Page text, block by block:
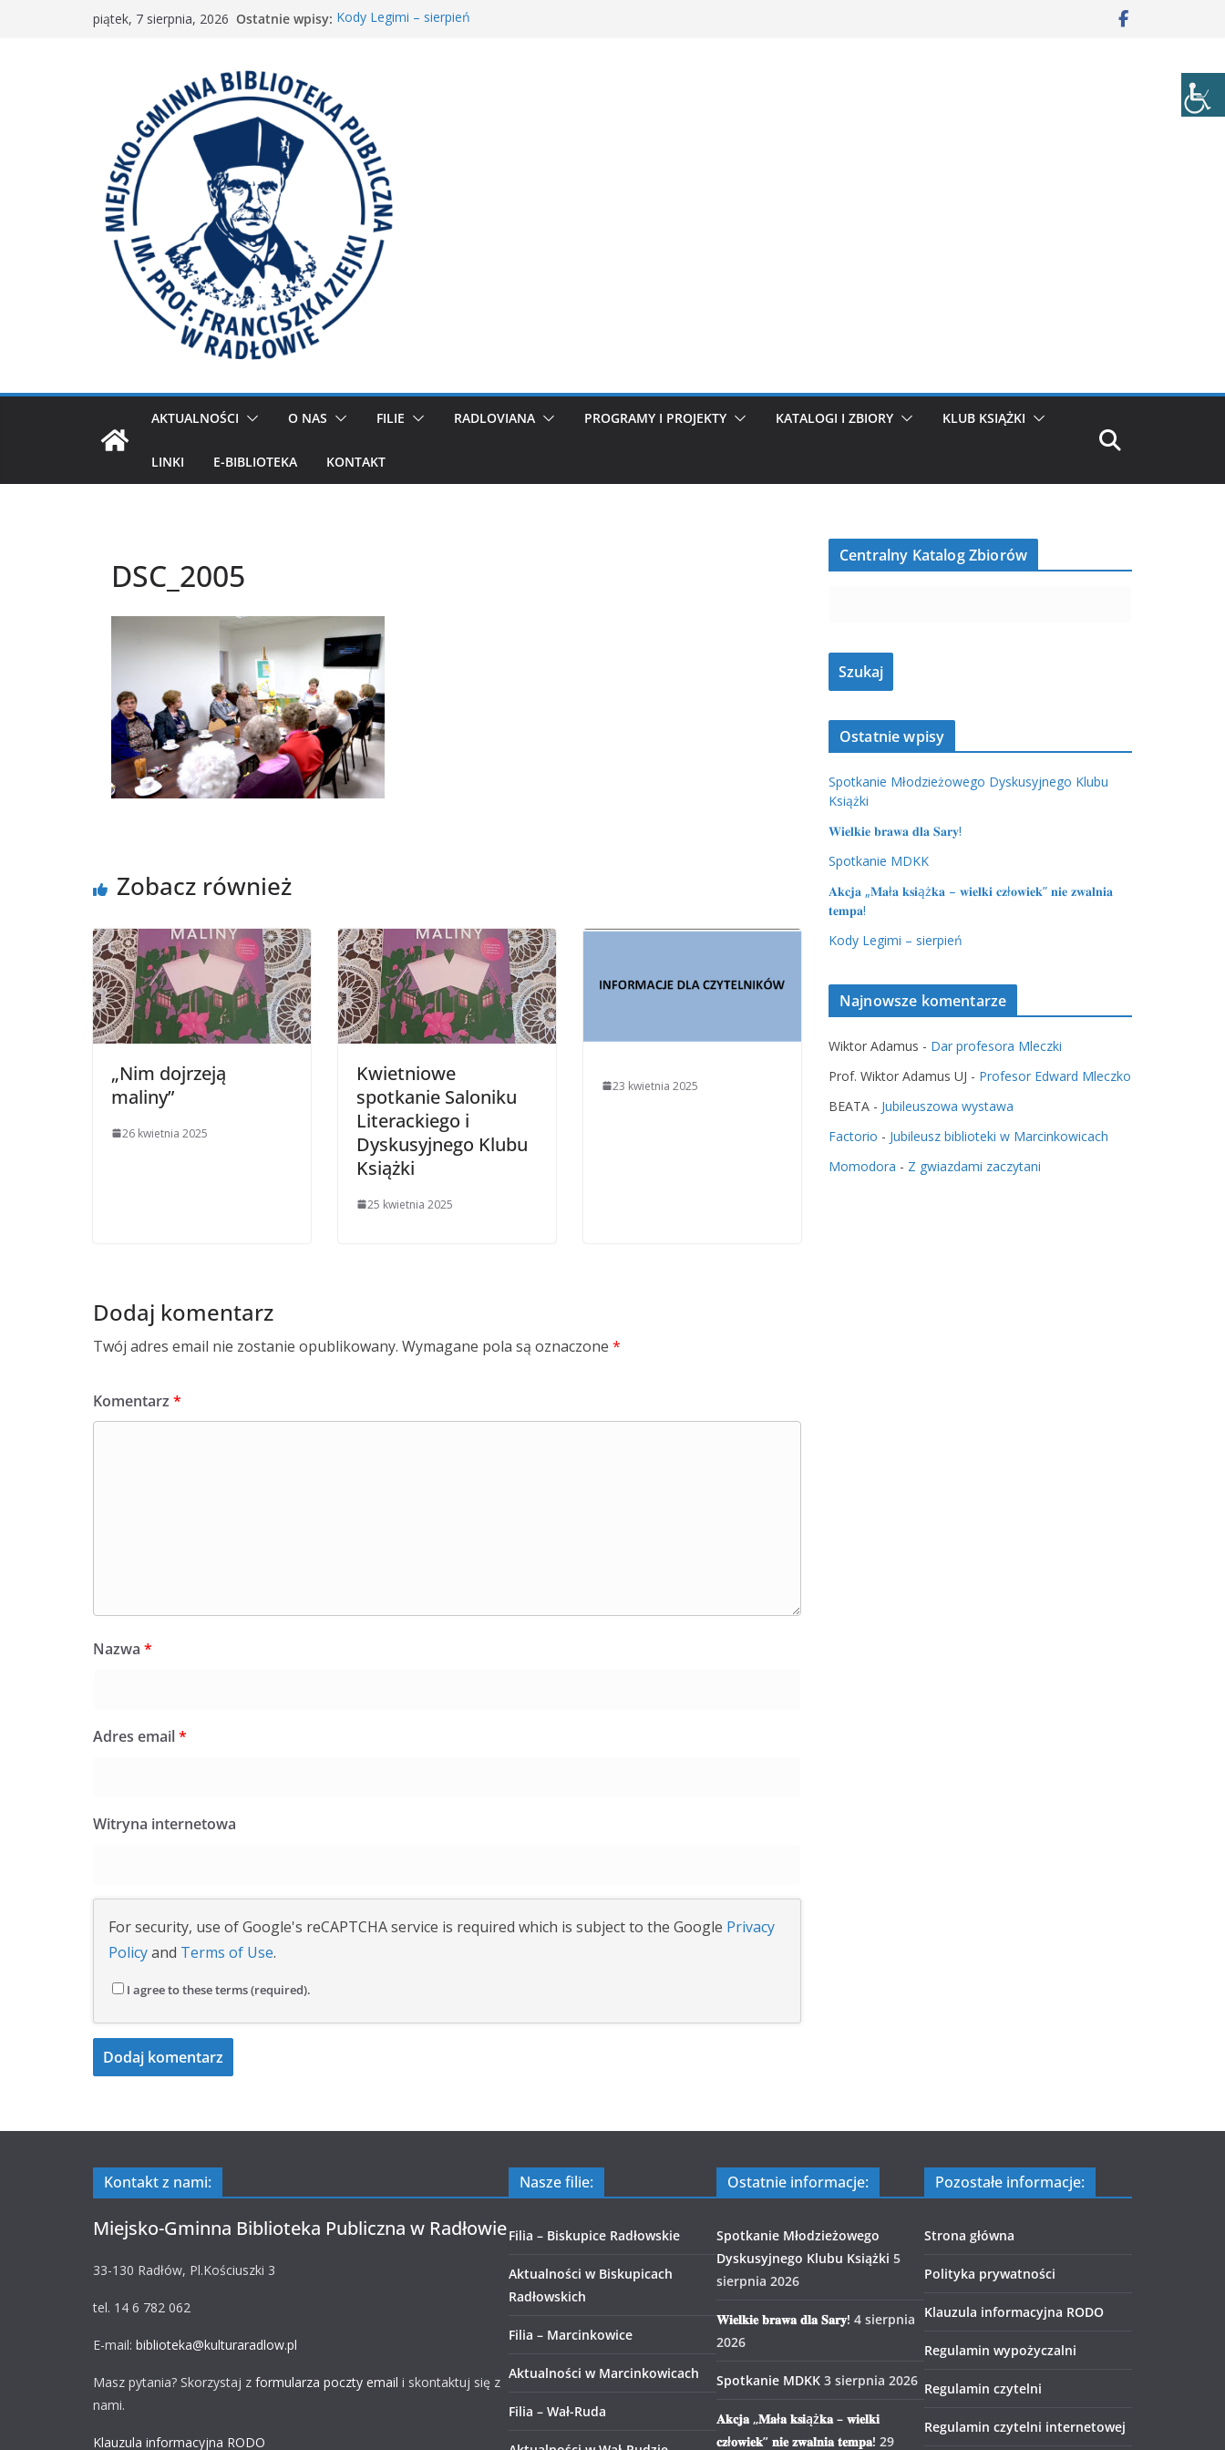
piątek, 7 sierpnia, 2026 Ostatnie wpisy: Kody Legimi – sierpień
AKTUALNOŚCI O NAS FILIE RADLOVIANA PROGRAMY I PROJEKTY KATALOGI I ZBIORY KLUB KSIĄŻKI
LINKI E-BIBLIOTEKA KONTAKT
DSC_2005
Zobacz również
„Nim dojrzeją
maliny”
26 kwietnia 2025
Kwietniowe
spotkanie Saloniku
Literackiego i
Dyskusyjnego Klubu
Książki
25 kwietnia 2025
23 kwietnia 2025
Dodaj komentarz
Twój adres email nie zostanie opublikowany. Wymagane pola są oznaczone *
Komentarz *
Nazwa *
Adres email*
Witryna internetowa
For security, use of Google's reCAPTCHA service is required which is subject to the Google Privacy
Policyand Terms of Use.
I agree to these terms (required).
Centralny Katalog Zbiorów
Ostatnie wpisy
Spotkanie Młodzieżowego Dyskusyjnego Klubu
Książki
𝐖𝐢𝐞𝐥𝐤𝐢𝐞 𝐛𝐫𝐚𝐰𝐚 𝐝𝐥𝐚 𝐒𝐚𝐫𝐲!
Spotkanie MDKK
𝐀𝐤𝐜𝐣𝐚 „𝐌𝐚ł𝐚 𝐤𝐬𝐢ąż𝐤𝐚 – 𝐰𝐢𝐞𝐥𝐤𝐢 𝐜𝐳ł𝐨𝐰𝐢𝐞𝐤” 𝐧𝐢𝐞 𝐳𝐰𝐚𝐥𝐧𝐢𝐚
𝐭𝐞𝐦𝐩𝐚!
Kody Legimi – sierpień
Najnowsze komentarze
Wiktor Adamus - Dar profesora Mleczki
Prof. Wiktor Adamus UJ - Profesor Edward Mleczko
BEATA - Jubileuszowa wystawa
Factorio - Jubileusz biblioteki w Marcinkowicach
Momodora - Z gwiazdami zaczytani
Kontakt z nami:
Miejsko-Gminna Biblioteka Publiczna w Radłowie
33-130 Radłów, Pl.Kościuszki 3
tel. 14 6 782 062
E-mail: biblioteka@kulturaradlow.pl
Masz pytania? Skorzystaj z formularza poczty email i skontaktuj się z
nami.
Klauzula informacyjna RODO
Nasze filie:
Filia – Biskupice Radłowskie
Aktualności w Biskupicach
Radłowskich
Filia – Marcinkowice
Aktualności w Marcinkowicach
Filia – Wał-Ruda
Ostatnie informacje:
Spotkanie Młodzieżowego
Dyskusyjnego Klubu Książki 5
sierpnia 2026
𝐖𝐢𝐞𝐥𝐤𝐢𝐞 𝐛𝐫𝐚𝐰𝐚 𝐝𝐥𝐚 𝐒𝐚𝐫𝐲! 4 sierpnia
2026
Spotkanie MDKK 3 sierpnia 2026
𝐀𝐤𝐜𝐣𝐚 „𝐌𝐚ł𝐚 𝐤𝐬𝐢ąż𝐤𝐚 – 𝐰𝐢𝐞𝐥𝐤𝐢
𝐜𝐳ł𝐨𝐰𝐢𝐞𝐤” 𝐧𝐢𝐞 𝐳𝐰𝐚𝐥𝐧𝐢𝐚 𝐭𝐞𝐦𝐩𝐚! 29
Pozostałe informacje:
Strona główna
Polityka prywatności
Klauzula informacyjna RODO
Regulamin wypożyczalni
Regulamin czytelni
Regulamin czytelni internetowej